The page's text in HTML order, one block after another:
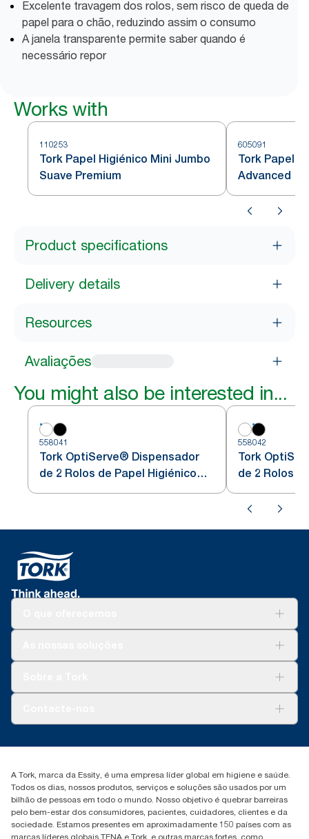
Excelente travagem dos rolos, sem risco de queda de
papel para o chão, reduzindo assim o consumo
A janela transparente permite saber quando é
necessário repor
Works with
110253
Tork Papel Higiénico Mini Jumbo
Suave Premium
605091
Tork Papel
Advanced
Product specifications
Delivery details
Resources
Avaliações
You might also be interested in...
558041
Tork OptiServe® Dispensador
de 2 Rolos de Papel Higiénico
Sem Núcleo
558042
Tork
de 2 Rolos
Sem Núcleo
+351 218 985 110
A Tork, marca da Essity, é uma empresa líder global em higiene e saúde.
Todos os dias, nossos produtos, serviços e soluções são usados por um
bilhão de pessoas em todo o mundo. Nosso objetivo é quebrar barreiras
pelo bem-estar dos consumidores, pacientes, cuidadores, clientes e da
sociedade. Estamos presentes em aproximadamente 150 países com as
marcas líderes globais TENA e Tork, e outras marcas fortes, como